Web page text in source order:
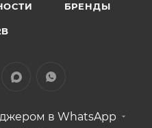
БРЕНДЫ
в WhatsApp